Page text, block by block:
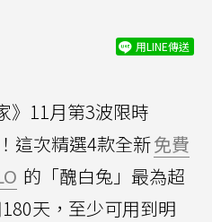
用LINE傳送
》11月第3波限時
這次精選4款全新免費
的「醜白兔」最為超
天，至少可用到明